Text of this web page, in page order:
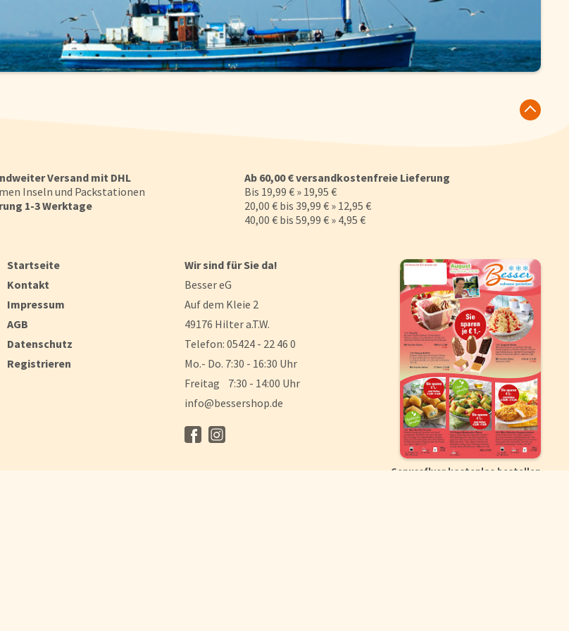
wie Sie das auf der Packung angegebene Abtropfgewicht selbst kontrollieren können: Fischfilets mit
wiegen. Das Gewicht sollte jetzt mindestens dem gekennzeichneten Abtropfgewicht entsprechen. Bei
Produkt zu bekommen - gesund, frisch, mit viel Geschmack und nachhaltig produziert. Genuss mit
So dient das Meer als unschätzbare Nahrungsquelle für uns Menschen. Die Fischbestände zu erhalten ist heute
Versand mit DHL
Inseln und Packstationen
1-3 Werktage
Ab 60,00 € versandkostenfreie Lieferung
Bis 19,99 € » 19,95 €
20,00 € bis 39,99 € » 12,95 €
40,00 € bis 59,99 € » 4,95 €
Startseite
Kontakt
Impressum
AGB
Datenschutz
Registrieren
Wir sind für Sie da!
Besser eG
Auf dem Kleie 2
49176 Hilter a.T.W.
Telefon: 05424 - 22 46 0
Mo.- Do. 7:30 - 16:30 Uhr
Freitag 7:30 - 14:00 Uhr
info@bessershop.de
Genussflyer kostenlos bestellen